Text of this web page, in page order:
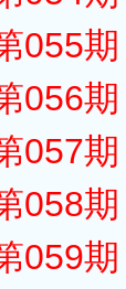
055
056
057
058
059